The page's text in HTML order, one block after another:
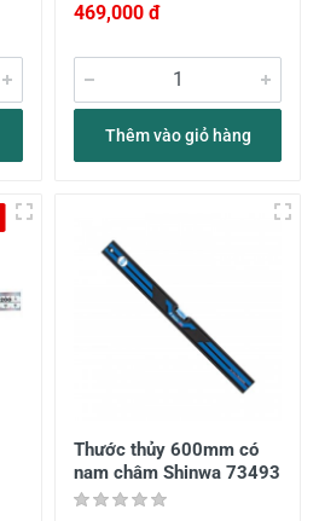
469,000 đ
Thêm vào giỏ hàng
Thước thủy 600mm có
nam châm Shinwa 73493